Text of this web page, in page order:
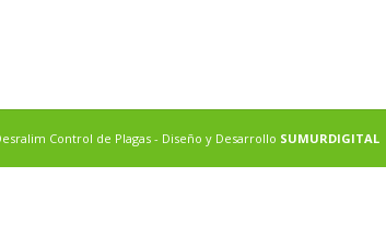
Control de Plagas - Diseño y Desarrollo SUMURDIGITAL